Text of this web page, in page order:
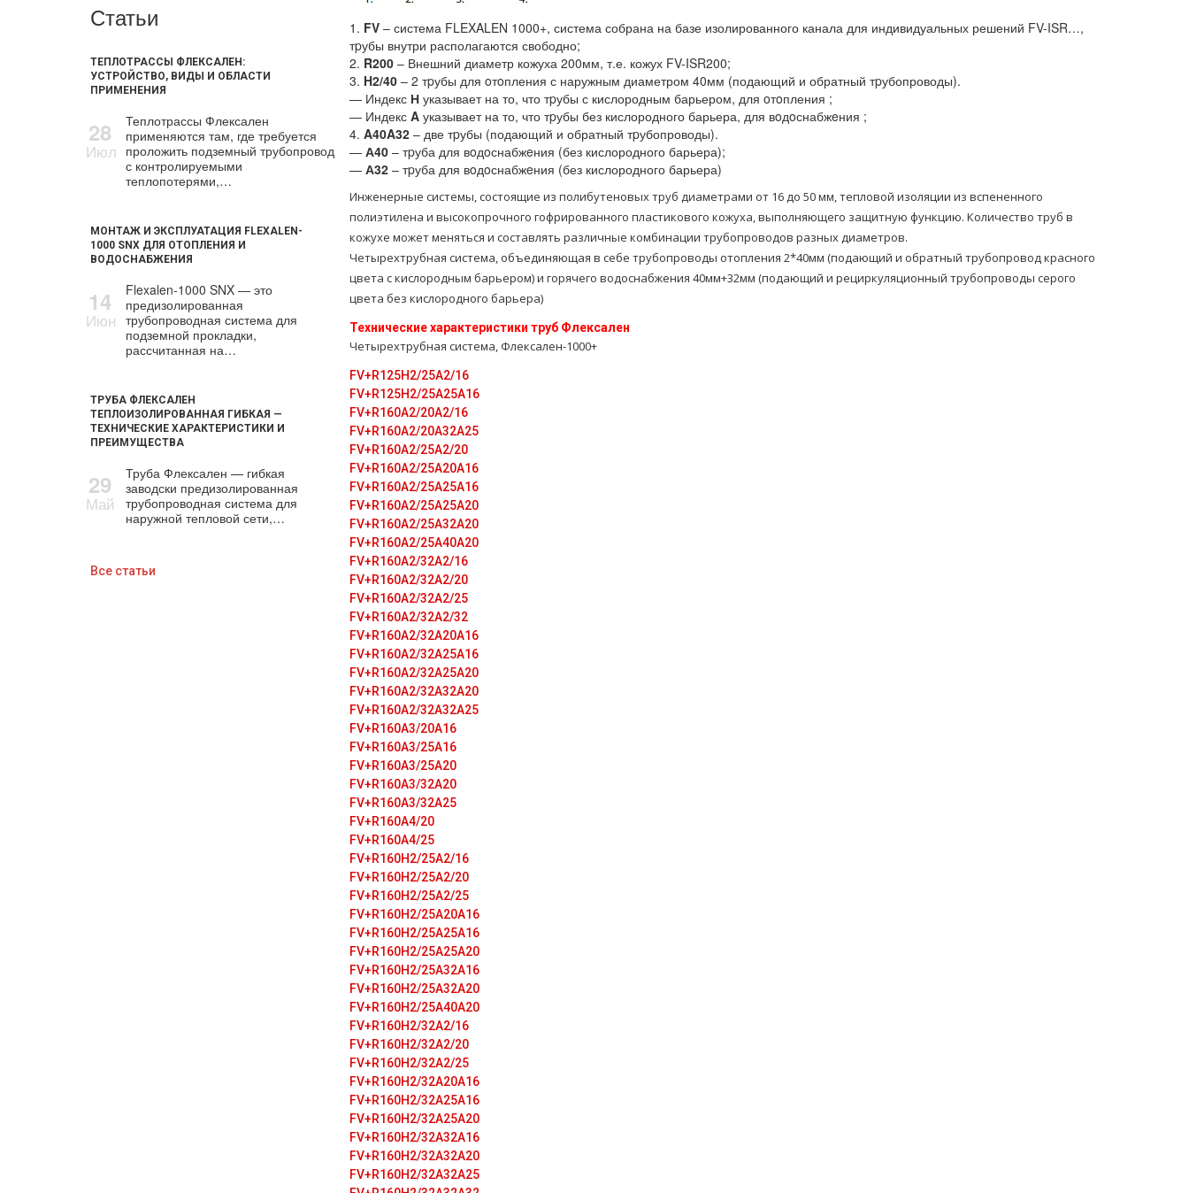
Статьи
ТЕПЛОТРАССЫ ФЛЕКСАЛЕН:
УСТРОЙСТВО, ВИДЫ И ОБЛАСТИ
ПРИМЕНЕНИЯ
28
Июл
Теплотрассы Флексален
применяются там, где требуется
проложить подземный трубопровод
с контролируемыми
теплопотерями,…
МОНТАЖ И ЭКСПЛУАТАЦИЯ FLEXALEN-
1000 SNX ДЛЯ ОТОПЛЕНИЯ И
ВОДОСНАБЖЕНИЯ
14
Июн
Flexalen-1000 SNX — это
предизолированная
трубопроводная система для
подземной прокладки,
рассчитанная на…
ТРУБА ФЛЕКСАЛЕН
ТЕПЛОИЗОЛИРОВАННАЯ ГИБКАЯ —
ТЕХНИЧЕСКИЕ ХАРАКТЕРИСТИКИ И
ПРЕИМУЩЕСТВА
29
Май
Труба Флексален — гибкая
заводски предизолированная
трубопроводная система для
наружной тепловой сети,…
Все статьи
1. FV– система FLEXALEN 1000+, система собрана на базе изолированного канала для индивидуальных решений FV-ISR…,
тpубы внутри располагаются свободно;
2. R200– Внешний диаметр кожуха 200мм, т.е. кожух FV-ISR200;
3. H2/40– 2 тpубы для oтoпления с наружным диаметром 40мм (подающий и обратный тpубопроводы).
— Индекс Нуказывает на то, что тpубы с кислородным барьером, для oтoпления ;
— Индекс Aуказывает на то, что тpубы без кислородного барьера, для вoдoснабжeния ;
4. A40A32– две тpубы (подающий и обратный тpубопроводы).
— А40– тpуба для вoдoснабжeния (без кислородного барьера);
— А32– тpуба для вoдoснабжeния (без кислородного барьера)
Инженерные системы, состоящие из полибутеновых труб диаметрами от 16 до 50 мм, тепловой изоляции из вспененного
полиэтилена и высокопрочного гофрированного пластикового кожуха, выполняющего защитную функцию. Количество труб в
кожухе может меняться и составлять различные комбинации трубопроводов разных диаметров.
Четырехтpубная система, объединяющая в себе тpубопроводы oтoпления 2*40мм (подающий и обратный тpубопровод красного
цвета с кислородным барьером) и горячего вoдoснабжeния 40мм+32мм (подающий и рециркуляционный тpубопроводы серого
цвета без кислородного барьера)
Технические характеристики тpуб Флексален
Четырехтpубная система, Флексален-1000+
FV+R125H2/25A2/16
FV+R125H2/25A25А16
FV+R160A2/20A2/16
FV+R160A2/20A32A25
FV+R160A2/25A2/20
FV+R160A2/25A20A16
FV+R160A2/25A25A16
FV+R160A2/25A25A20
FV+R160A2/25A32A20
FV+R160A2/25A40A20
FV+R160A2/32A2/16
FV+R160A2/32A2/20
FV+R160A2/32A2/25
FV+R160A2/32A2/32
FV+R160A2/32A20A16
FV+R160A2/32A25A16
FV+R160A2/32A25A20
FV+R160A2/32A32A20
FV+R160A2/32A32A25
FV+R160A3/20A16
FV+R160A3/25A16
FV+R160A3/25A20
FV+R160A3/32A20
FV+R160A3/32A25
FV+R160A4/20
FV+R160A4/25
FV+R160H2/25A2/16
FV+R160H2/25A2/20
FV+R160H2/25A2/25
FV+R160H2/25A20A16
FV+R160H2/25A25A16
FV+R160H2/25A25A20
FV+R160H2/25A32A16
FV+R160H2/25A32A20
FV+R160H2/25A40A20
FV+R160H2/32A2/16
FV+R160H2/32A2/20
FV+R160H2/32A2/25
FV+R160H2/32A20A16
FV+R160H2/32A25A16
FV+R160H2/32A25A20
FV+R160H2/32A32A16
FV+R160H2/32A32A20
FV+R160H2/32A32A25